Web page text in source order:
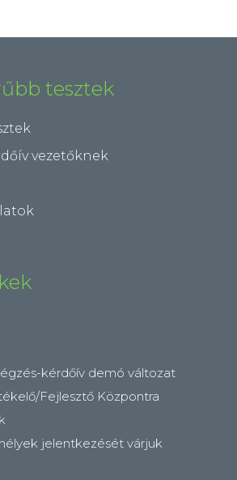
tesztek
vezetőknek
kérdőív demó változat
Fejlesztő Központra
jelentkezését várjuk